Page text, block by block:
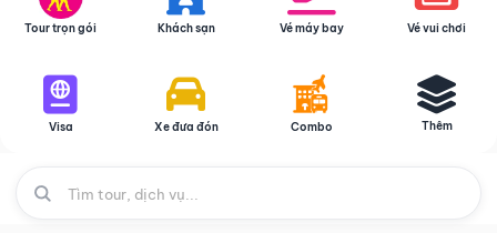
Tour trọn gói Khách sạn Vé máy bay Vé vui chơi
Visa Xe đưa đón Combo Thêm